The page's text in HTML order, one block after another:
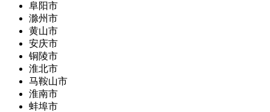
阜阳市
滁州市
黄山市
安庆市
铜陵市
淮北市
马鞍山市
淮南市
蚌埠市